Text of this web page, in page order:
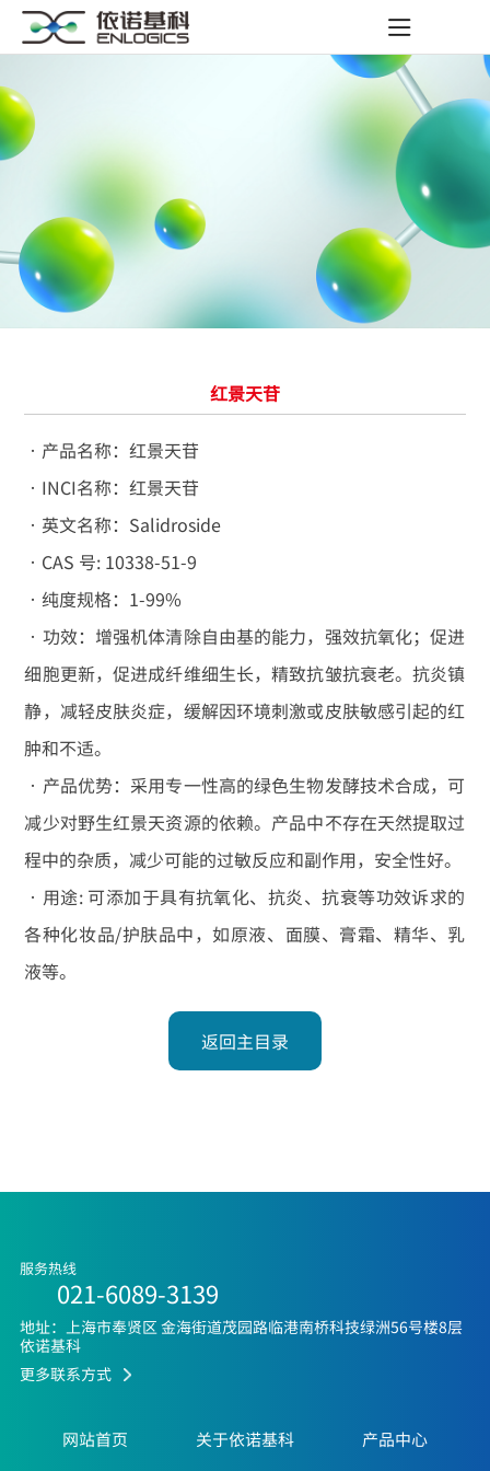
红景天苷
•产品名称：红景天苷
•INCI名称：红景天苷
•英文名称：Salidroside
•CAS 号: 10338-51-9
•纯度规格：1-99%
•功效：增强机体清除自由基的能力，强效抗氧化；促进
细胞更新，促进成纤维细生长，精致抗皱抗衰老。抗炎镇
静，减轻皮肤炎症，缓解因环境刺激或皮肤敏感引起的红
肿和不适。
•产品优势：采用专一性高的绿色生物发酵技术合成，可
减少对野生红景天资源的依赖。产品中不存在天然提取过
程中的杂质，减少可能的过敏反应和副作用，安全性好。
•用途: 可添加于具有抗氧化、抗炎、抗衰等功效诉求的
各种化妆品/护肤品中，如原液、面膜、膏霜、精华、乳
液等。
返回主目录
服务热线
021-6089-3139
地址：上海市奉贤区 金海街道茂园路临港南桥科技绿洲56号楼8层
依诺基科
更多联系方式
网站首页 关于依诺基科
产品中心